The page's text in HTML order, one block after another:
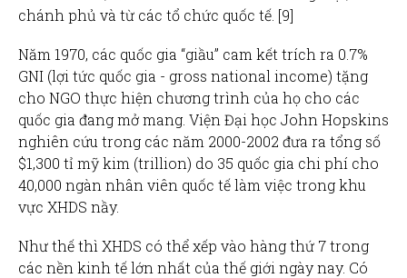
chánh phủ và từ các tổ chức quốc tế. [9]
Năm 1970, các quốc gia “giầu” cam kết trích ra 0.7%
GNI (lợi tức quốc gia - gross national income) tặng
cho NGO thực hiện chương trình của họ cho các
quốc gia đang mở mang. Viện Đại học John Hopskins
nghiên cứu trong các năm 2000-2002 đưa ra tổng số
$1,300 tỉ mỹ kim (trillion) do 35 quốc gia chi phí cho
40,000 ngàn nhân viên quốc tế làm việc trong khu
vực XHDS nầy.
Như thế thì XHDS có thể xếp vào hàng thứ 7 trong
các nền kinh tế lớn nhất của thế giới ngày nay. Có